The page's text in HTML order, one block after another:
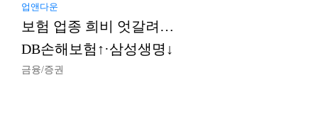
업앤다운
보험 업종 희비 엇갈려…
DB손해보험↑·삼성생명↓
금융/증권